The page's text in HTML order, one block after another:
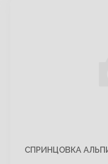
СПРИНЦОВКА